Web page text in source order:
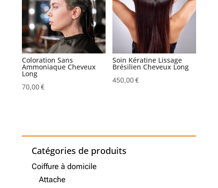
Coloration Sans
Ammoniaque Cheveux
Long
70,00€
Soin Kératine Lissage
Brésilien Cheveux Long
450,00€
Catégories de produits
Coiffure à domicile
Attache